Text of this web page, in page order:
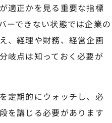
適正かを見る重要な指標
ーできない状態では企業の
、経理や財務、経営企画
岐点は知っておく必要が
定期的にウォッチし、必
を講じる必要があります